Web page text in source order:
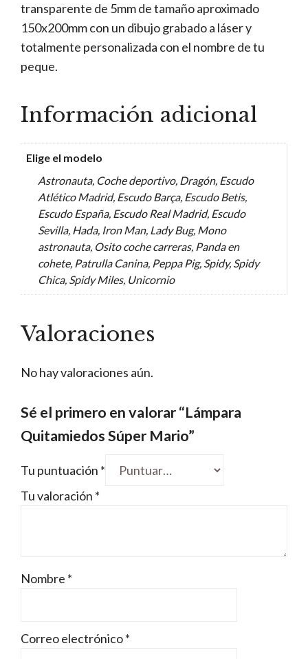
transparente de 5mm de tamaño aproximado
150x200mm con un dibujo grabado a láser y
totalmente personalizada con el nombre de tu
peque.
Información adicional
Elige el modelo
Astronauta, Coche deportivo, Dragón, Escudo
Atlético Madrid, Escudo Barça, Escudo Betis,
Escudo España, Escudo Real Madrid, Escudo
Sevilla, Hada, Iron Man, Lady Bug, Mono
astronauta, Osito coche carreras, Panda en
cohete, Patrulla Canina, Peppa Pig, Spidy, Spidy
Chica, Spidy Miles, Unicornio
Valoraciones
No hay valoraciones aún.
Sé el primero en valorar “Lámpara
Quitamiedos Súper Mario”
Tu puntuación *
Tu valoración *
Nombre *
Correo electrónico*